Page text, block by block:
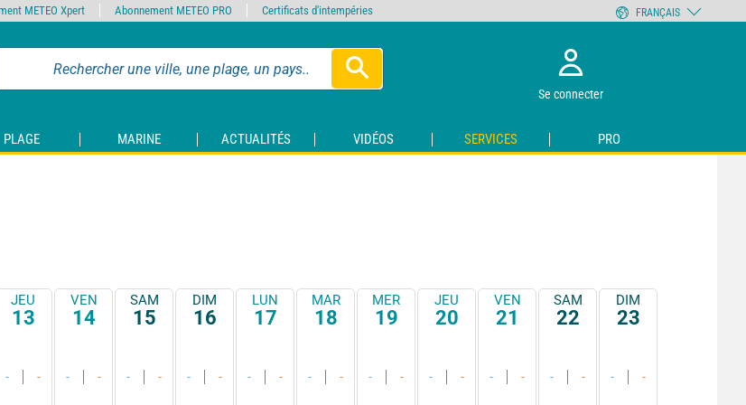
Se connecter
PLAGE MARINE ACTUALITÉS VIDÉOS SERVICES PRO
JEU
13
- -
VEN
14
- -
SAM
15
- -
DIM
16
- -
LUN
17
- -
MAR
18
- -
MER
19
- -
JEU
20
- -
VEN
21
- -
SAM
22
- -
DIM
23
- -
METEO Xpert Abonnement METEO PRO Certificats d'intempéries FRANÇAIS